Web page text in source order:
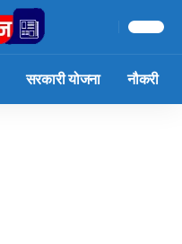
सरकारी योजना नौकरी